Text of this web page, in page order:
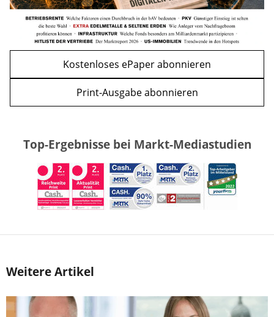
Kostenloses ePaper abonnieren
Print-Ausgabe abonnieren
Top-Ergebnisse bei Markt-Mediastudien
Weitere Artikel